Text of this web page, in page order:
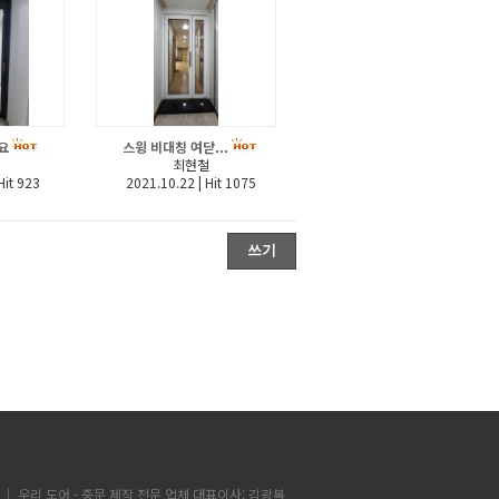
923
스윙 비대칭 여닫...
최현철
2021.10.22 | Hit 1075
쓰기
우리 도어 - 중문 제작 전문 업체 대표이사: 김광복